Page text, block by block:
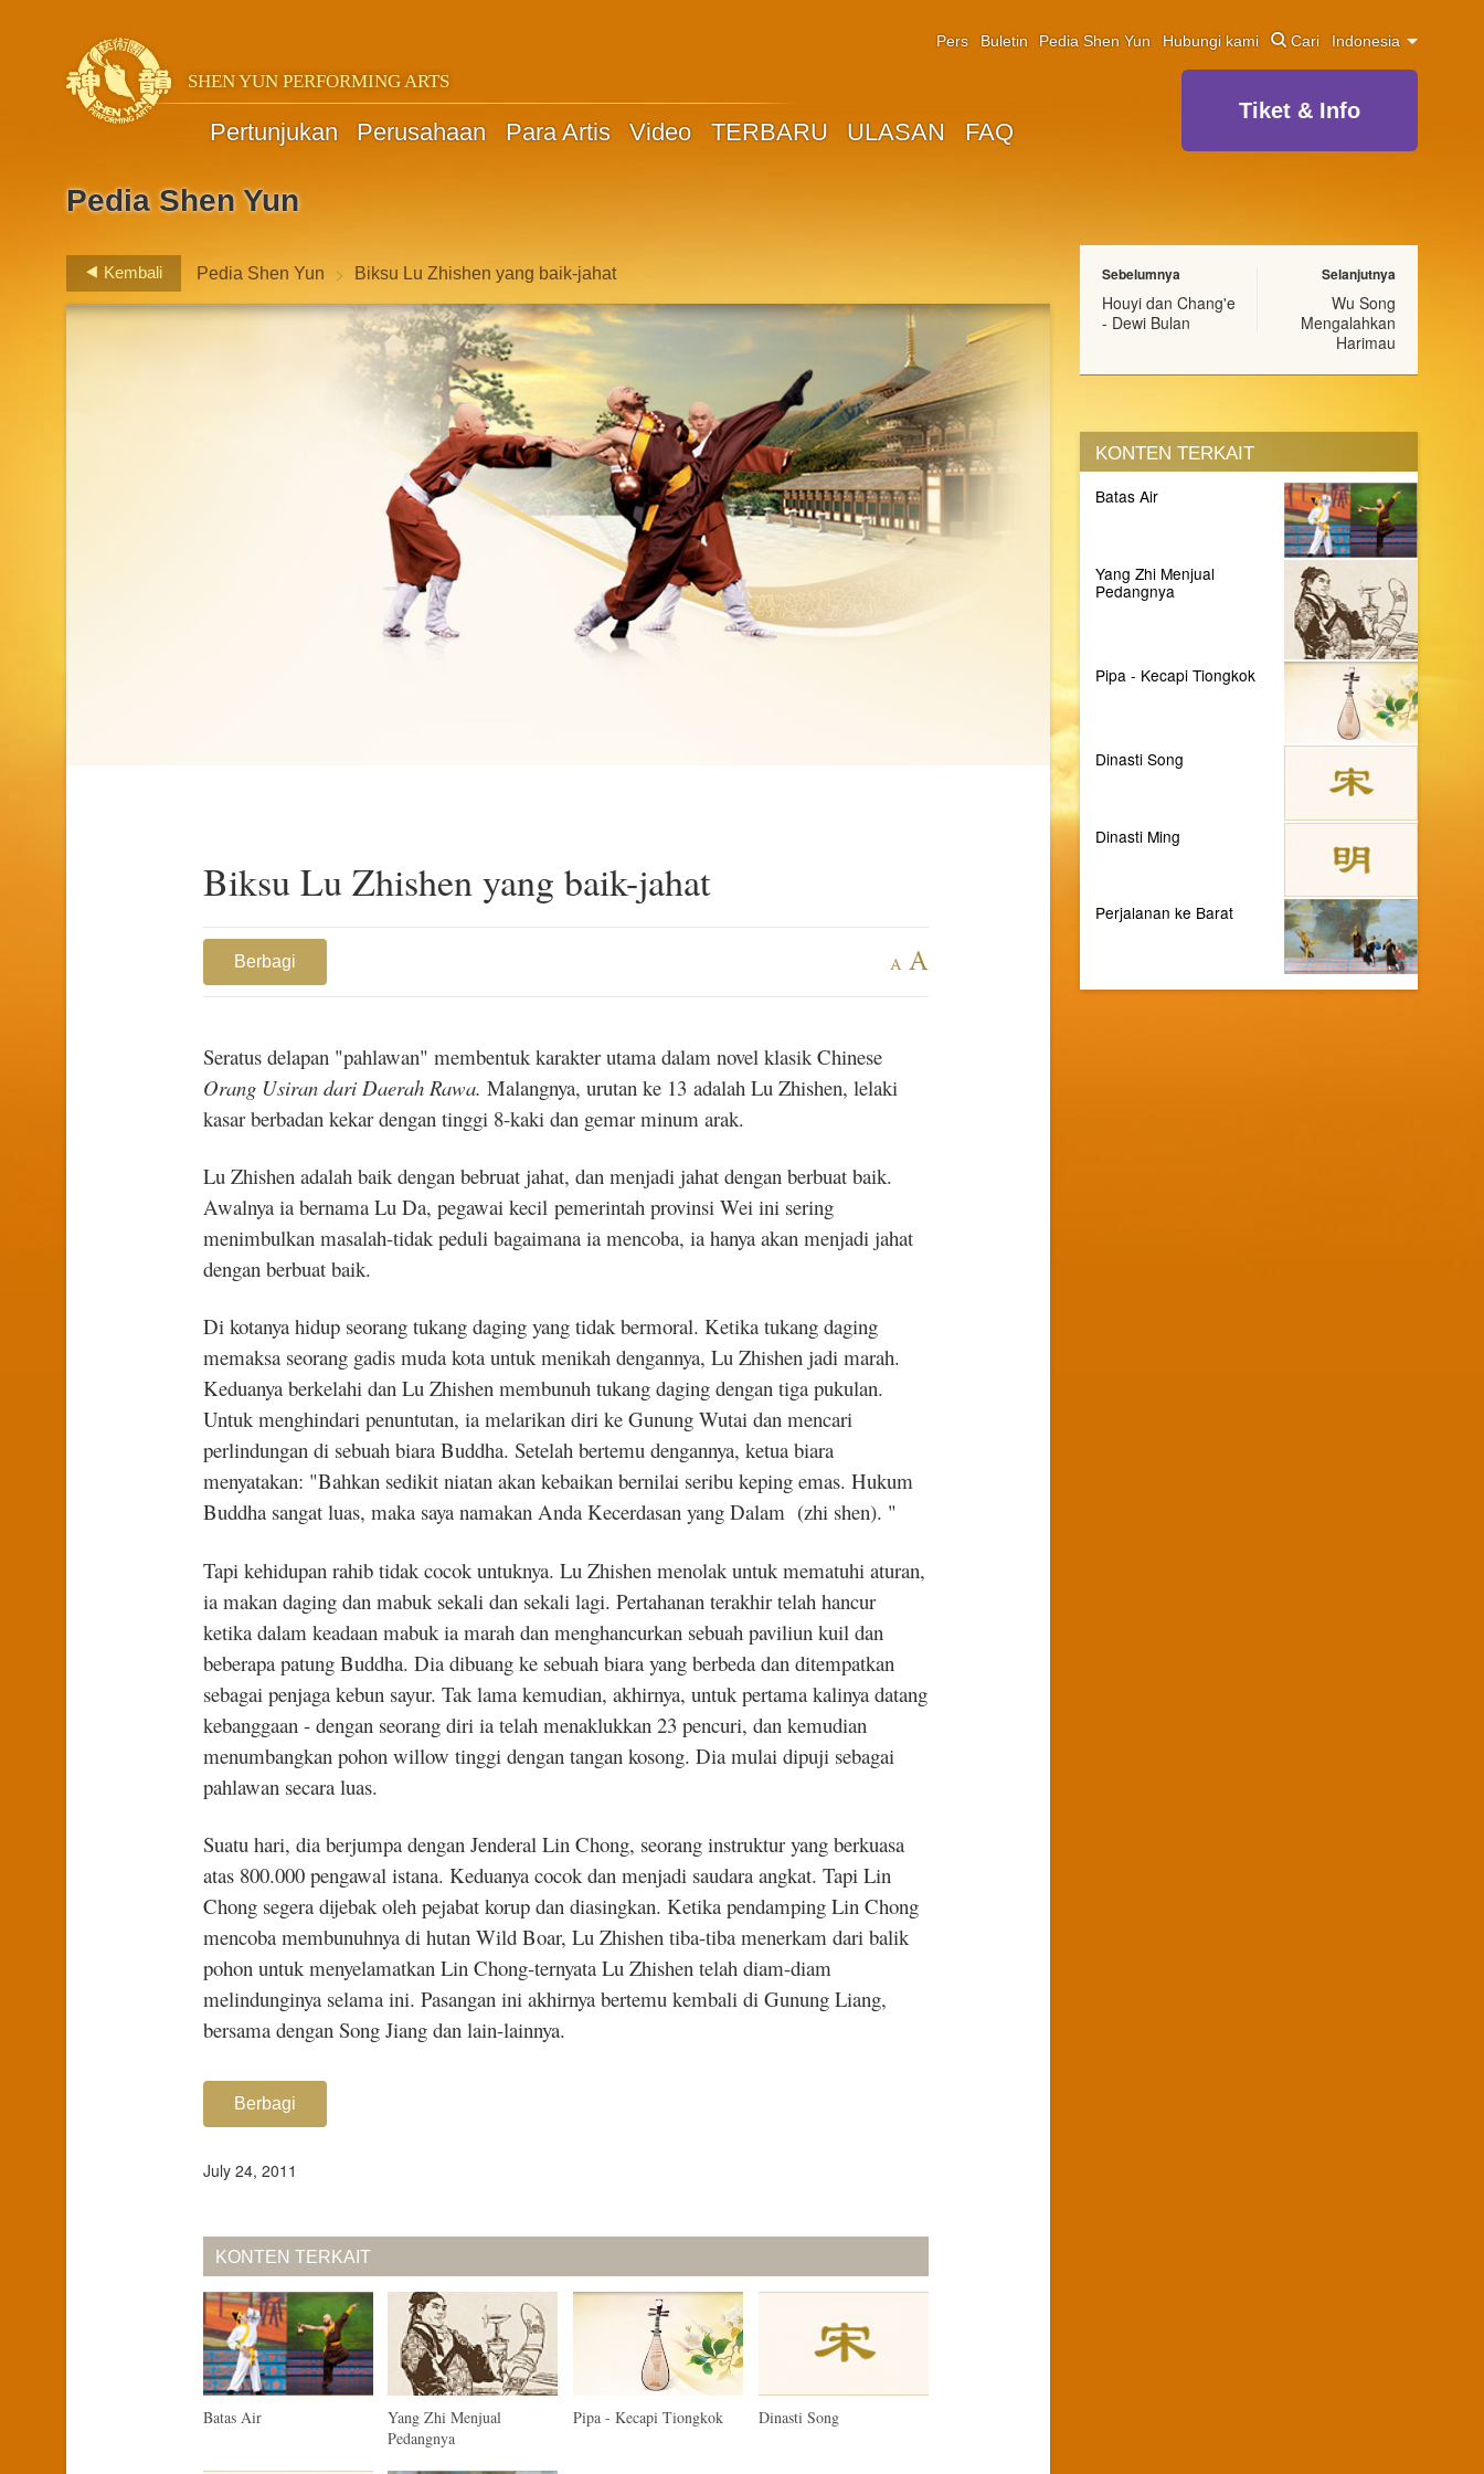
SHEN YUN PERFORMING ARTS
Pertunjukan Perusahaan Para Artis Video TERBARU ULASAN FAQ
Pers Buletin Pedia Shen Yun Hubungi kami Cari Indonesia
Tiket & Info
Pedia Shen Yun
Kembali Pedia Shen Yun > Biksu Lu Zhishen yang baik-jahat
Biksu Lu Zhishen yang baik-jahat
Berbagi A A
Seratus delapan "pahlawan" membentuk karakter utama dalam novel klasik Chinese
Orang Usiran dari Daerah Rawa. Malangnya, urutan ke 13 adalah Lu Zhishen, lelaki
kasar berbadan kekar dengan tinggi 8-kaki dan gemar minum arak.
Lu Zhishen adalah baik dengan bebruat jahat, dan menjadi jahat dengan berbuat baik.
Awalnya ia bernama Lu Da, pegawai kecil pemerintah provinsi Wei ini sering
menimbulkan masalah-tidak peduli bagaimana ia mencoba, ia hanya akan menjadi jahat
dengan berbuat baik.
Di kotanya hidup seorang tukang daging yang tidak bermoral. Ketika tukang daging
memaksa seorang gadis muda kota untuk menikah dengannya, Lu Zhishen jadi marah.
Keduanya berkelahi dan Lu Zhishen membunuh tukang daging dengan tiga pukulan.
Untuk menghindari penuntutan, ia melarikan diri ke Gunung Wutai dan mencari
perlindungan di sebuah biara Buddha. Setelah bertemu dengannya, ketua biara
menyatakan: "Bahkan sedikit niatan akan kebaikan bernilai seribu keping emas. Hukum
Buddha sangat luas, maka saya namakan Anda Kecerdasan yang Dalam (zhi shen). "
Tapi kehidupan rahib tidak cocok untuknya. Lu Zhishen menolak untuk mematuhi aturan,
ia makan daging dan mabuk sekali dan sekali lagi. Pertahanan terakhir telah hancur
ketika dalam keadaan mabuk ia marah dan menghancurkan sebuah paviliun kuil dan
beberapa patung Buddha. Dia dibuang ke sebuah biara yang berbeda dan ditempatkan
sebagai penjaga kebun sayur. Tak lama kemudian, akhirnya, untuk pertama kalinya datang
kebanggaan - dengan seorang diri ia telah menaklukkan 23 pencuri, dan kemudian
menumbangkan pohon willow tinggi dengan tangan kosong. Dia mulai dipuji sebagai
pahlawan secara luas.
Suatu hari, dia berjumpa dengan Jenderal Lin Chong, seorang instruktur yang berkuasa
atas 800.000 pengawal istana. Keduanya cocok dan menjadi saudara angkat. Tapi Lin
Chong segera dijebak oleh pejabat korup dan diasingkan. Ketika pendamping Lin Chong
mencoba membunuhnya di hutan Wild Boar, Lu Zhishen tiba-tiba menerkam dari balik
pohon untuk menyelamatkan Lin Chong-ternyata Lu Zhishen telah diam-diam
melindunginya selama ini. Pasangan ini akhirnya bertemu kembali di Gunung Liang,
bersama dengan Song Jiang dan lain-lainnya.
Berbagi
July 24, 2011
KONTEN TERKAIT
Batas Air
Yang Zhi Menjual
Pedangnya
Pipa - Kecapi Tiongkok Dinasti Song
Sebelumnya
Houyi dan Chang'e
- Dewi Bulan
Selanjutnya
Wu Song
Mengalahkan
Harimau
KONTEN TERKAIT
Batas Air
Yang Zhi Menjual
Pedangnya
Pipa - Kecapi Tiongkok
Dinasti Song
Dinasti Ming
Perjalanan ke Barat